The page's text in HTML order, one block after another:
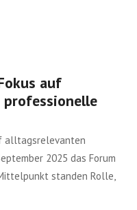
auf
professionelle
alltagsrelevanten
2025 das Forum
standen Rolle,